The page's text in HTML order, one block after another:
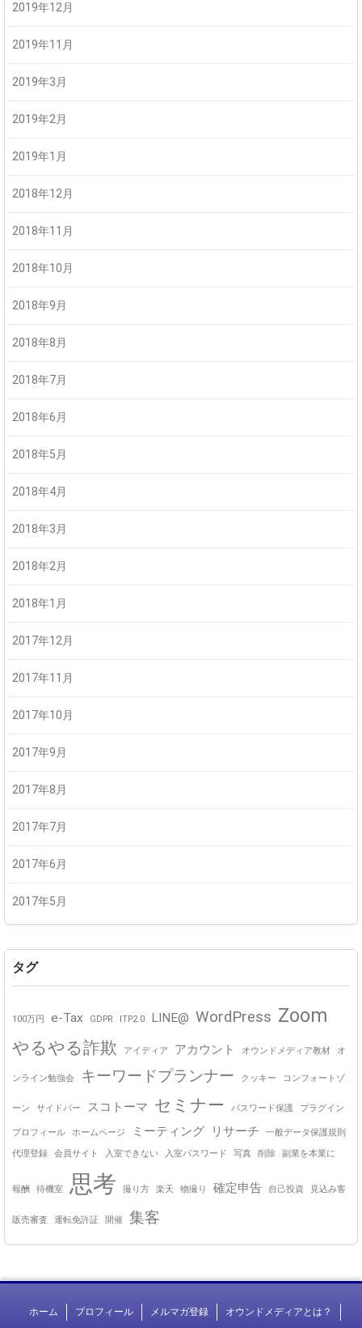
2019年12月
2019年11月
2019年3月
2019年2月
2019年1月
2018年12月
2018年11月
2018年10月
2018年9月
2018年8月
2018年7月
2018年6月
2018年5月
2018年4月
2018年3月
2018年2月
2018年1月
2017年12月
2017年11月
2017年10月
2017年9月
2017年8月
2017年7月
2017年6月
2017年5月
タグ
100万円 e-Tax GDPR ITP2.0 LINE@ WordPress Zoom
やるやる詐欺 アイディア アカウント オウンドメディア教材 オ
ンライン勉強会 キーワードプランナー クッキー コンフォートゾ
ーン サイドバー スコトーマ セミナー パスワード保護 プラグイン
プロフィール ホームページ ミーティング リサーチ
一般データ保護規則
代理登録
会員サイト 入室できない 入室パスワード 写真 削除 副業を本業に
報酬 待機室 思考 撮り方 楽天 物撮り 確定申告 自己投資 見込み客
販売審査 運転免許証 開催 集客
ホーム プロフィール メルマガ登録 オウンドメディアとは？